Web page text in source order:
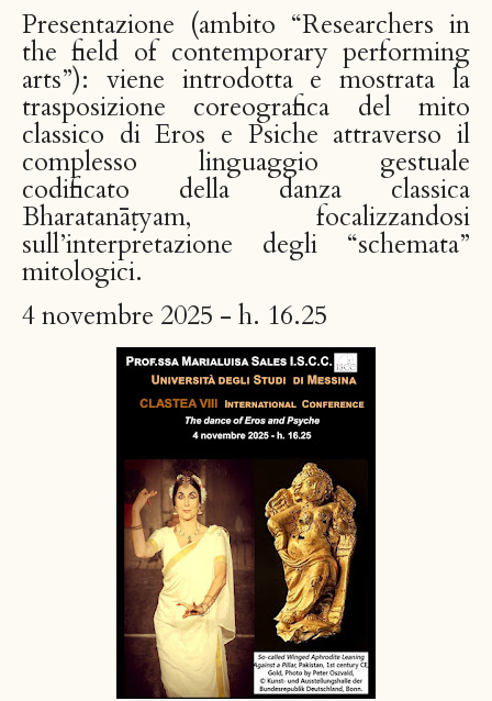
Presentazione (ambito “Researchers in
the field of contemporary performing
arts”): viene introdotta e mostrata la
trasposizione coreografica del mito
classico di Eros e Psiche attraverso il
complesso linguaggio gestuale
codificato della danza classica
Bharatanāṭyam, focalizzandosi
sull’interpretazione degli “schemata”
mitologici.
4 novembre 2025 - h. 16.25